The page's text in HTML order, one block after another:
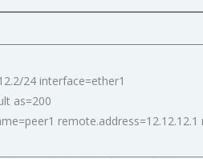
24 interface=ether1
as=200